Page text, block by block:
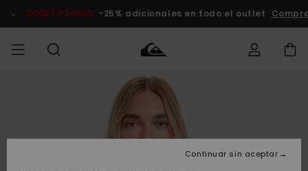
del
DOBLE PROMO -25% adicionales en todo el outlet
Ropa
Ropa
Shop
Surf Shop
Tienda
Hombre
Outlet
Accede a tu
pedido
Envio
Continuar sin aceptar